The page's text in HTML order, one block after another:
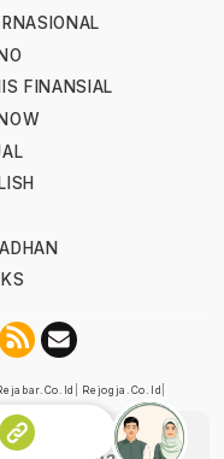
FINANSIAL
Rejogja.co.id
Dewan Pers